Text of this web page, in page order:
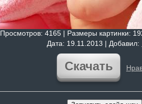
Просмотров: 4165 | Размеры картинки:
Дата: 19.11.2013 | Добавил:
Скачать